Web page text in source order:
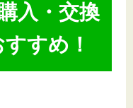
入・交換
すめ！